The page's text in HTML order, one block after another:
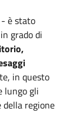
è stato
grado di
in questo
lungo gli
regione